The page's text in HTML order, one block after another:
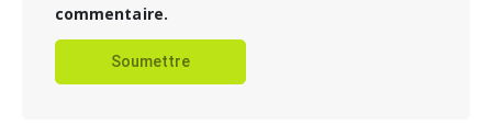
commentaire.